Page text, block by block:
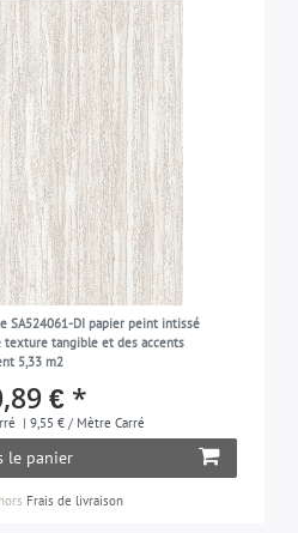
SA524061-DI papier peint intissé
texture tangible et des accents
5,33 m2
€ *
| 9,55 € / Mètre Carré
le panier
Frais de livraison